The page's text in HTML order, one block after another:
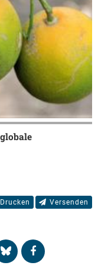
Drucken Versenden